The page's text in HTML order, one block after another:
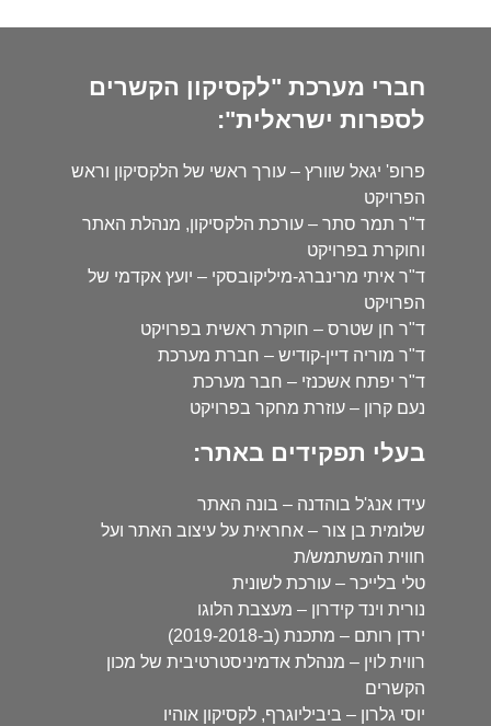
חברי מערכת "לקסיקון הקשרים
לספרות ישראלית":
פרופ' יגאל שוורץ – עורך ראשי של הלקסיקון וראש
הפרויקט
ד"ר תמר סתר – עורכת הלקסיקון, מנהלת האתר
וחוקרת בפרויקט
ד"ר איתי מרינברג-מיליקובסקי – יועץ אקדמי של
הפרויקט
ד"ר חן שטרס – חוקרת ראשית בפרויקט
ד"ר מוריה דיין-קודיש – חברת מערכת
ד"ר יפתח אשכנזי – חבר מערכת
נעם קרון – עוזרת מחקר בפרויקט
בעלי תפקידים באתר:
עידו אנג'ל בוהדנה – בונה האתר
שלומית בן צור – אחראית על עיצוב האתר ועל
חווית המשתמש/ת
טלי בלייכר – עורכת לשונית
נורית וינד קידרון – מעצבת הלוגו
ירדן רותם – מתכנת (ב-2019-2018)
רווית לוין – מנהלת אדמיניסטרטיבית של מכון
הקשרים
יוסי גלרון – ביביליוגרף, לקסיקון אוהיו